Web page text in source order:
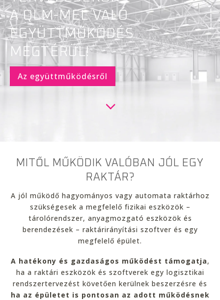
A QLM-MEL VALÓ
EGYÜTTMŰKÖDÉS
MEGTÉRÜL!
Az együttműködésről
MITŐL MŰKÖDIK VALÓBAN JÓL EGY
RAKTÁR?
A jól működő hagyományos vagy automata raktárhoz
szükségesek a megfelelő fizikai eszközök –
tárolórendszer, anyagmozgató eszközök és
berendezések – raktárirányítási szoftver és egy
megfelelő épület.
A hatékony és gazdaságos működést támogatja,
ha a raktári eszközök és szoftverek egy logisztikai
rendszertervezést követően kerülnek beszerzésre és
ha az épületet is pontosan az adott működésnek